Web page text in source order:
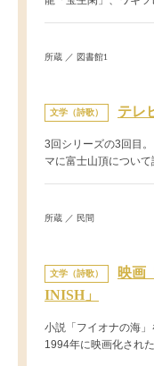
所蔵 ／ 図書館1
文学（詩歌） テレ
3回シリーズの3回目
マに富士山頂につい
所蔵 ／ 民間
文学（詩歌）
映画
INISH」
小説「フイオナの海
1994年に映画化され